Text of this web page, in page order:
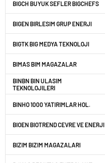
BIGCH BUYUK SEFLER BIGCHEFS
BIGEN BIRLESIM GRUP ENERJI
BIGTK BIG MEDYA TEKNOLOJI
BIMAS BIM MAGAZALAR
BINBN BIN ULASIM
TEKNOLOJILERI
BINHO 1000 YATIRIMLAR HOL.
BIOEN BIOTREND CEVRE VE ENERJI
BIZIM BIZIM MAGAZALARI